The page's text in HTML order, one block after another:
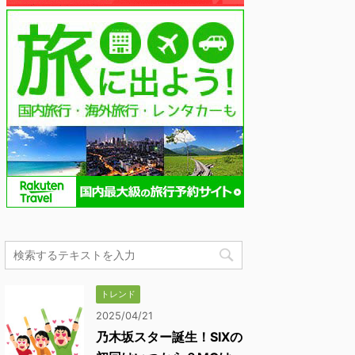
トレンド
2025/04/21
乃木坂スター誕生！SIXの